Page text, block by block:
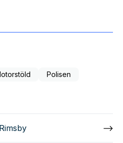
Polisen